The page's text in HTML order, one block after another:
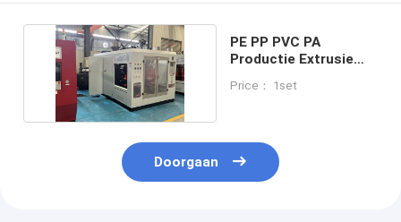
PE PP PVC PA
Productie Extrusie
Price： 1set
Doorgaan